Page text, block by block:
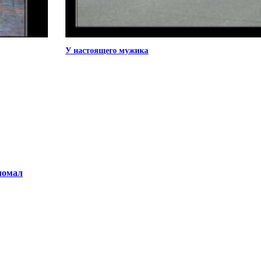
У настоящего мужика